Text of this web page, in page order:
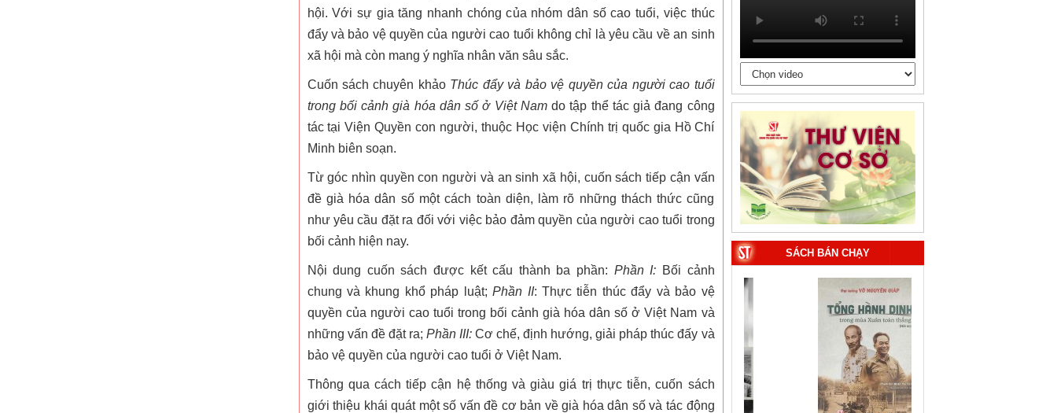
hội. Với sự gia tăng nhanh chóng của nhóm dân số cao tuổi, việc thúc
đẩy và bảo vệ quyền của người cao tuổi không chỉ là yêu cầu về an sinh
xã hội mà còn mang ý nghĩa nhân văn sâu sắc.
Cuốn sách chuyên khảo Thúc đẩy và bảo vệ quyền của người cao tuổi
trong bối cảnh già hóa dân số ở Việt Namdo tập thể tác giả đang công
tác tại Viện Quyền con người, thuộc Học viện Chính trị quốc gia Hồ Chí
Minh biên soạn.
Từ góc nhìn quyền con người và an sinh xã hội, cuốn sách tiếp cận vấn
đề già hóa dân số một cách toàn diện, làm rõ những thách thức cũng
như yêu cầu đặt ra đối với việc bảo đảm quyền của người cao tuổi trong
bối cảnh hiện nay.
Nội dung cuốn sách được kết cấu thành ba phần: Phần I: Bối cảnh
chung và khung khổ pháp luật;Phần II: Thực tiễn thúc đẩy và bảo vệ
quyền của người cao tuổi trong bối cảnh già hóa dân số ở Việt Nam và
những vấn đề đặt ra; Phần III:Cơ chế, định hướng, giải pháp thúc đấy và
bảo vệ quyền của người cao tuổi ở Việt Nam.
Thông qua cách tiếp cận hệ thống và giàu giá trị thực tiễn, cuốn sách
giới thiệu khái quát một số vấn đề cơ bản về già hóa dân số và tác động
SÁCH BÁN CHẠY